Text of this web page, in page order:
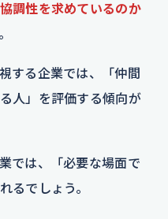
調性を求めているのか
する企業では、「仲間
人」を評価する傾向が
では、「必要な場面で
るでしょう。